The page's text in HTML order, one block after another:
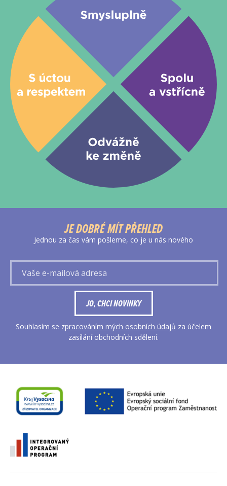
JE DOBRÉ MÍT PŘEHLED
Jednou za čas vám pošleme, co je u nás nového
mailová
JO, CHCI NOVINKY
Souhlasím se zpracováním mých osobních údajů za účelem
zasílání obchodních sdělení.